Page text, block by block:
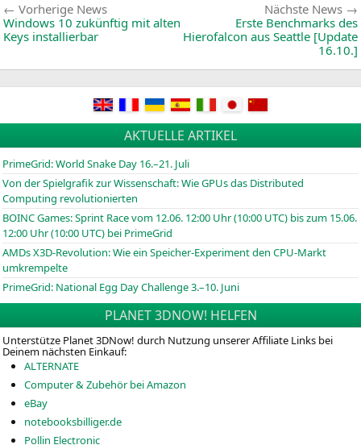
Beitragsnavigation
Vorherige NewsVorherige
News:
Windows 10 zukünftig mit alten
Keys installierbar
Nächste News
Erste Benchmarks des
Hierofalcon aus Seattle [Update
16.10.]
AKTUELLE ARTIKEL
PrimeGrid: World Snake Day 16.–21. Juli
Von der Spielgrafik zur Wissenschaft: Wie GPUs das Distributed
Computing revolutionierten
BOINCGames: Sprint Race vom 12.06. 12:00 Uhr (10:00 UTC) bis zum 15.06.
12:00 Uhr (10:00 UTC) bei PrimeGrid
AMDs X3D-Revolution: Wie ein Speicher-Experiment den CPU-Markt
umkrempelte
PrimeGrid: National Egg Day Challenge 3.–10. Juni
PLANET 3DNOW! HELFEN
Unterstütze Planet 3DNow! durch Nutzung unserer Affiliate Links bei
Deinem nächsten Einkauf:
ALTERNATE
Computer & Zubehör bei Amazon
eBay
notebooksbilliger.de
Pollin Electronic